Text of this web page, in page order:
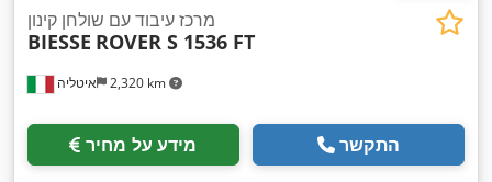
איטליה 2,320 km
מרכז עיבוד עם שולחן קינון
BIESSE ROVER S 1536 FT
מידע על מחיר התקשר